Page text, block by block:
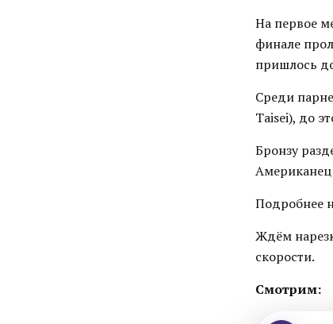
На первое
финале
пришлось
Среди
Taisei), до
Бронзу
Подробнее
Ждём
скорости.
Смотрим: